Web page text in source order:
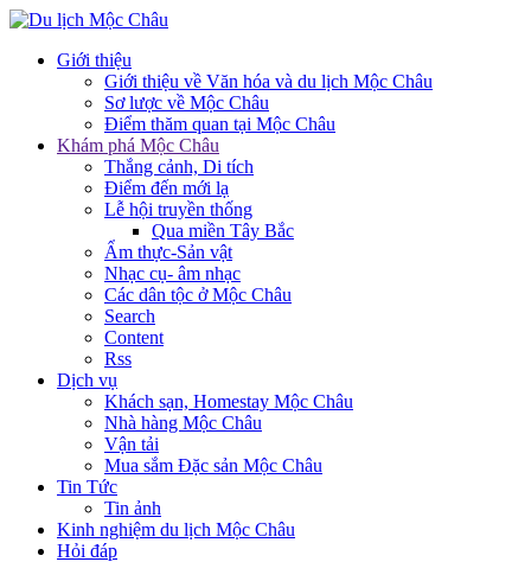
Giới thiệu
Giới thiệu về Văn hóa và du lịch Mộc Châu
Sơ lược về Mộc Châu
Điểm thăm quan tại Mộc Châu
Khám phá Mộc Châu
Thắng cảnh, Di tích
Điểm đến mới lạ
Lễ hội truyền thống
Qua miền Tây Bắc
Ẩm thực-Sản vật
Nhạc cụ- âm nhạc
Các dân tộc ở Mộc Châu
Search
Content
Rss
Dịch vụ
Khách sạn, Homestay Mộc Châu
Nhà hàng Mộc Châu
Vận tải
Mua sắm Đặc sản Mộc Châu
Tin Tức
Tin ảnh
Kinh nghiệm du lịch Mộc Châu
Hỏi đáp